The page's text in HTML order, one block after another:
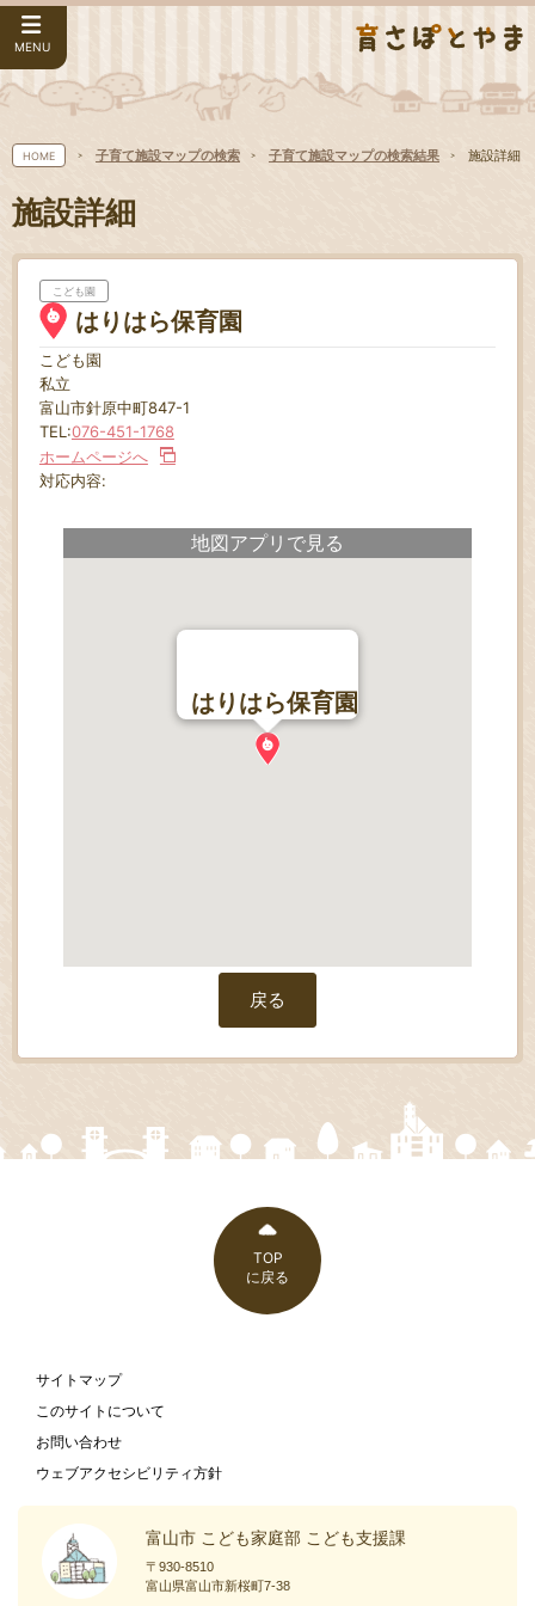
MENU
HOME 子育て施設マップの検索 子育て施設マップの検索結果 施設詳細
施設詳細
こども園
はりはら保育園
こども園
私立
富山市針原中町847-1
TEL:076-451-1768
ホームページへ
対応内容:
地図アプリで見る
はりはら保育園
戻る
TOP
に戻る
サイトマップ
このサイトについて
お問い合わせ
ウェブアクセシビリティ方針
富山市 こども家庭部 こども支援課
〒930-8510
富山県富山市新桜町7-38